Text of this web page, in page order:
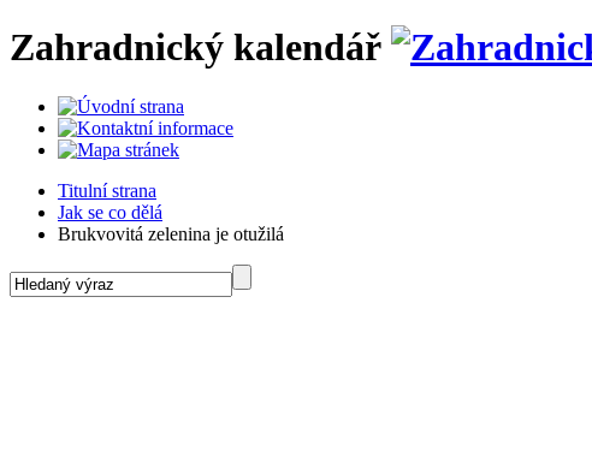
Zahradnický kalendář
Titulní strana
Jak se co dělá
Brukvovitá zelenina je otužilá